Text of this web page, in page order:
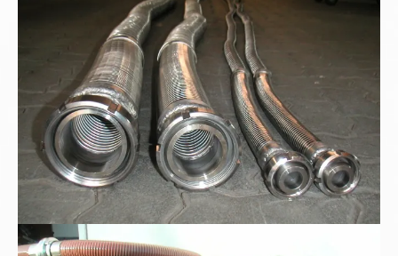
Metallschläuche mit Milchgewinde
Kunststoff-Spiralschläuche